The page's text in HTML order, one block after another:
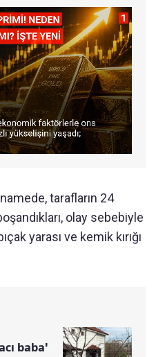
tarafların 24
olay sebebiyle
yarası ve kemik kırığı
baba'